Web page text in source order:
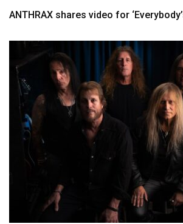
ANTHRAX shares video for